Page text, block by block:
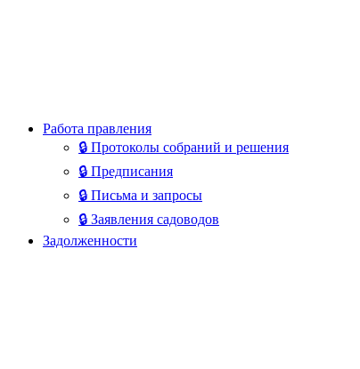
Работа правления
🔒 Протоколы собраний и решения
🔒 Предписания
🔒 Письма и запросы
🔒 Заявления садоводов
Задолженности